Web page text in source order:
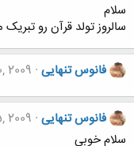
سلام
سالروز تولد قرآن رو
فانوس تنهایی 2009
فانوس تنهایی 2009
سلام خوبی